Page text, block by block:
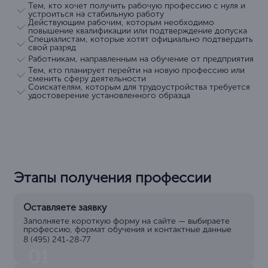
Тем, кто хочет получить рабочую профессию с нуля и
устроиться на стабильную работу
Действующим рабочим, которым необходимо
повышение квалификации или подтверждение допуска
Специалистам, которые хотят официально подтвердить
свой разряд
Работникам, направленным на обучение от предприятия
Тем, кто планирует перейти на новую профессию или
сменить сферу деятельности
Соискателям, которым для трудоустройства требуется
удостоверение установленного образца
Этапы получения профессии
Оставляете заявку
Заполняете короткую форму на сайте — выбираете
профессию, формат обучения и контактные данные
8 (495) 241-28-77